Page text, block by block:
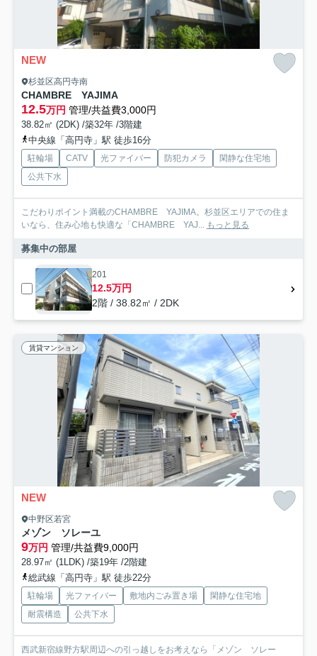
NEW
杉並区高円寺南
CHAMBRE YAJIMA
12.5万円 管理/共益費3,000円
38.82㎡ (2DK) /築32年 /3階建
中央線「高円寺」駅 徒歩16分
駐輪場 CATV 光ファイバー 防犯カメラ
閑静な住宅地
公共下水
こだわりポイント満載のCHAMBRE YAJIMA。杉並区エリアでの住ま
いなら、住み心地も快適な「CHAMBRE YAJ... もっと見る
募集中の部屋
201
12.5万円
2階 / 38.82㎡ / 2DK
賃貸マンション
NEW
中野区若宮
メゾン ソレーユ
9万円 管理/共益費9,000円
28.97㎡ (1LDK) /築19年 /2階建
総武線「高円寺」駅 徒歩22分
駐輪場 光ファイバー 敷地内ごみ置き場
閑静な住宅地
耐震構造
公共下水
西武新宿線野方駅周辺への引っ越しをお考えなら「メゾン ソレー